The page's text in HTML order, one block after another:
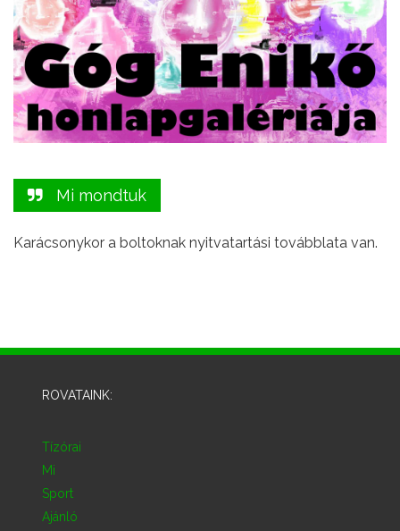
Mi mondtuk
Karácsonykor a boltoknak nyitvatartási továbblata van.
ROVATAINK:
Tízórai
Mi
Sport
Ajánló